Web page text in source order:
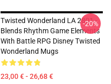
Twisted Wonderland LA 2801 -
Blends Rhythm Game Elements
With Battle RPG Disney Twisted
Wonderland Mugs
23,00 € - 26,68 €
-20%